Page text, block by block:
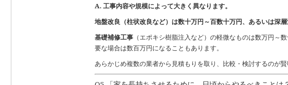
A. 工事内容や規模によって大きく異なります。
地盤改良（柱状改良など）は数十万円～百数十万円、あるいは深
基礎補修工事 （エポキシ樹脂注入など）の軽微なものは数万円～
要な場合は数百万円になることもあります。
あらかじめ複数の業者から見積もりを取り、比較・検討するのが賢